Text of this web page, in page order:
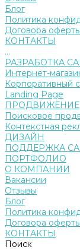
Блог
Политика
Договора оферты
КОНТАКТЫ
...
РАЗРАБОТКА
Интернет-
Корпоративный
Landing Page
ПРОДВИЖЕНИЕ
Поисковое
Контекстная
ДИЗАЙН
ПОДДЕРЖКА
ПОРТФОЛИО
О КОМПАНИИ
Вакансии
Отзывы
Блог
Политика
Договора оферты
КОНТАКТЫ
Поиск